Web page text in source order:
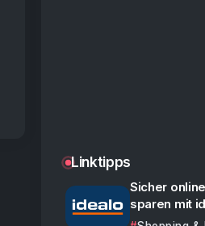
Linktipps
Sicher
sparen mit